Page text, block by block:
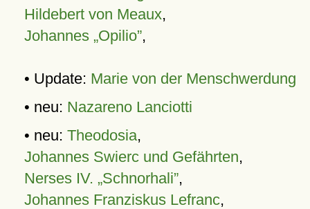
Hildebert von Meaux,
Johannes „Opilio”,
• Update: Marie von der Menschwerdung
• neu: Nazareno Lanciotti
• neu: Theodosia,
Johannes Swierc und Gefährten,
Nerses IV. „Schnorhali”,
Johannes Franziskus Lefranc,